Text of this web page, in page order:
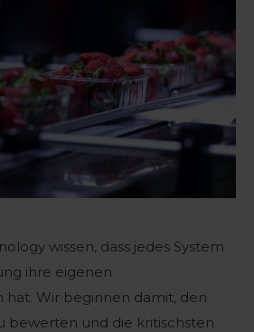
wissen, dass jedes System
ihre eigenen
hat. Wir beginnen damit, den
bewerten und die kritischsten